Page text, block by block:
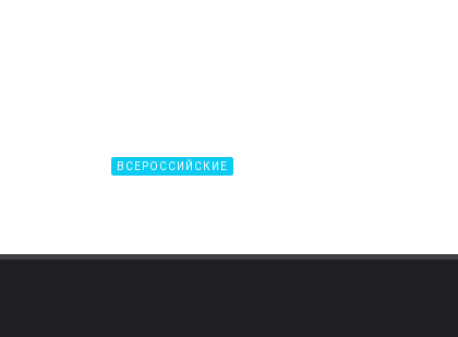
ВСЕРОССИЙСКИЕ